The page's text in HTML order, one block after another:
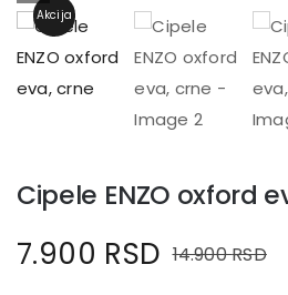
Kategorije
Kreni u kupovinu
Akcija
Cipele ENZO oxford
14.900RSD
7.900 RSD